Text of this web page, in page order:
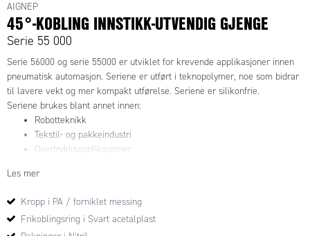
AIGNEP
45°-KOBLING INNSTIKK-UTVENDIG GJENGE
Serie 55 000
Serie 56000 og serie 55000 er utviklet for krevende applikasjoner innen
pneumatisk automasjon. Seriene er utført i teknopolymer, noe som bidrar
til lavere vekt og mer kompakt utførelse. Seriene er silikonfrie.
Seriene brukes blant annet innen:
Robotteknikk
Tekstil- og pakkeindustri
Overtrykksapplikasjoner
Vakuumapplikasjoner
Les mer
Kropp i PA / forniklet messing
Frikoblingsring i Svart acetalplast